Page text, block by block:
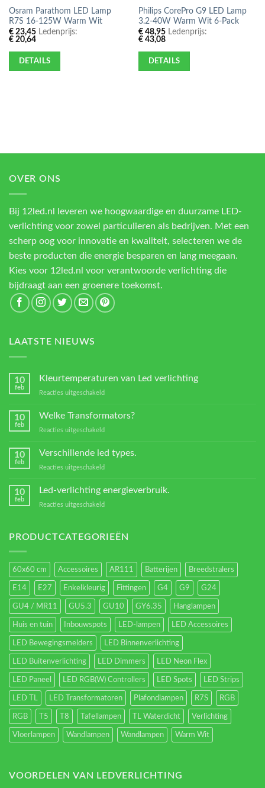
Osram Parathom LED Lamp
R7S 16-125W Warm Wit
€23,45Ledenprijs:
€20,64
DETAILS
Philips CorePro G9 LED Lamp
3.2-40W Warm Wit 6-Pack
€48,95Ledenprijs:
€43,08
DETAILS
OVER ONS
Bij 12led.nl leveren we hoogwaardige en duurzame LED-
verlichting voor zowel particulieren als bedrijven. Met een
scherp oog voor innovatie en kwaliteit, selecteren we de
beste producten die energie besparen en lang meegaan.
Kies voor 12led.nl voor verantwoorde verlichting die
bijdraagt aan een groenere toekomst.
LAATSTE NIEUWS
10
feb
Kleurtemperaturen van Led verlichting
Reacties uitgeschakeld
verlichting
10
feb
Welke Transformators?
Reacties uitgeschakeld
Transformators?
10
feb
Verschillende led types.
Reacties uitgeschakeld
10
feb
Led-verlichting energieverbruik.
Reacties uitgeschakeld
energieverbruik.
PRODUCTCATEGORIEËN
60x60 cm Accessoires AR111 Batterijen Breedstralers
E14 E27 Enkelkleurig Fittingen G4 G9 G24
GU4 / MR11 GU5.3 GU10 GY6.35 Hanglampen
Huis en tuin Inbouwspots LED-lampen LED Accessoires
LED Bewegingsmelders LED Binnenverlichting
LED Buitenverlichting LED Dimmers LED Neon Flex
LED Paneel LED RGB(W) Controllers LED Spots LED Strips
LED TL LED Transformatoren Plafondlampen R7S RGB
RGB T5 T8 Tafellampen TL Waterdicht Verlichting
Vloerlampen Wandlampen Wandlampen Warm Wit
VOORDELEN VAN LEDVERLICHTING